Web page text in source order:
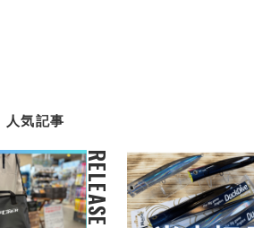
人気記事
RELEASE